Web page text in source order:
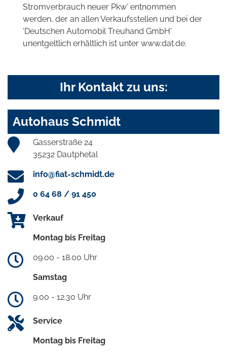
Stromverbrauch neuer Pkw' entnommen
werden, der an allen Verkaufsstellen und bei der
'Deutschen Automobil Treuhand GmbH'
unentgeltlich erhältlich ist unter www.dat.de.
Ihr Kontakt zu uns:
Autohaus Schmidt
Gasserstraße 24
35232 Dautphetal
info@fiat-schmidt.de
0 64 68 / 91 450
Verkauf
Montag bis Freitag
09.00 - 18.00 Uhr
Samstag
9.00 - 12.30 Uhr
Service
Montag bis Freitag